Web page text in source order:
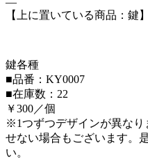
【上に置いている商品：鍵】
鍵各種
■品番：KY0007
■在庫数：22
￥300／個
※1つずつデザインが異なり
せない場合もございます。
い。